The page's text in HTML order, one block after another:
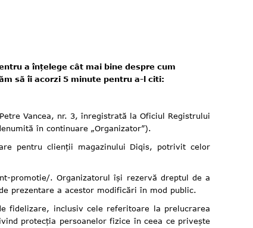
a înțelege cât mai bine despre cum
să îi acorzi 5 minute pentru a-l citi:
Vancea, nr. 3, înregistrată la Oficiul Registrului
în continuare „Organizator”).
pentru clienții magazinului Diqis, potrivit celor
promotie/. Organizatorul își rezervă dreptul de a
prezentare a acestor modificări în mod public.
fidelizare, inclusiv cele referitoare la prelucrarea
protecția persoanelor fizice în ceea ce privește